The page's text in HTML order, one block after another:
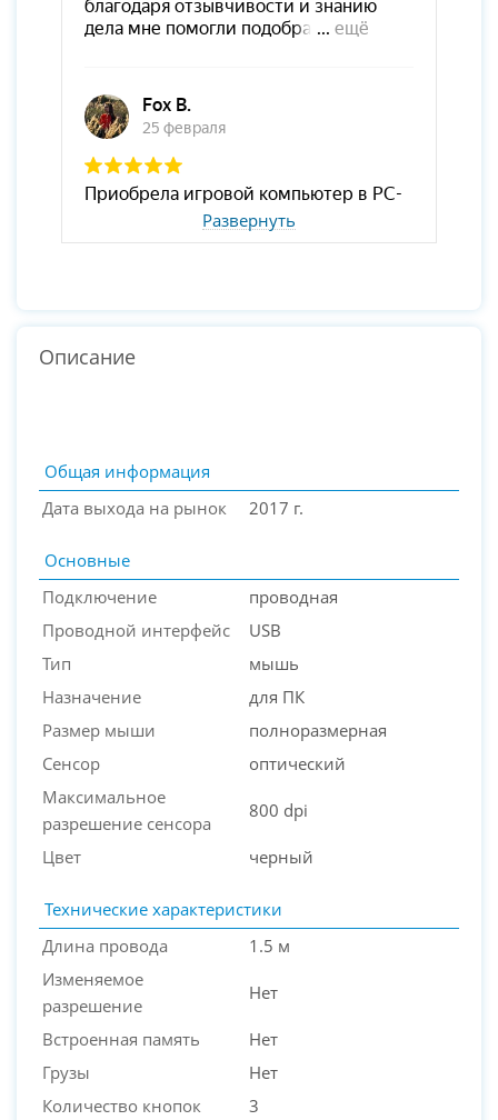
Развернуть
Описание
Общая информация
Дата выхода на рынок
2017 г.
Основные
Подключение
проводная
Проводной интерфейс
USB
Тип
мышь
Назначение
для ПК
Размер мыши
полноразмерная
Сенсор
оптический
Максимальное
разрешение сенсора
800 dpi
Цвет черный
Технические характеристики
Длина провода
1.5 м
Изменяемое
разрешение
Нет
Встроенная память
Нет
Грузы
Нет
Количество кнопок
3